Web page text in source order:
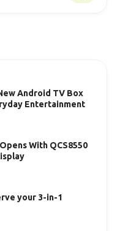
Android TV Box
Entertainment
With QCS8550
your 3-in-1